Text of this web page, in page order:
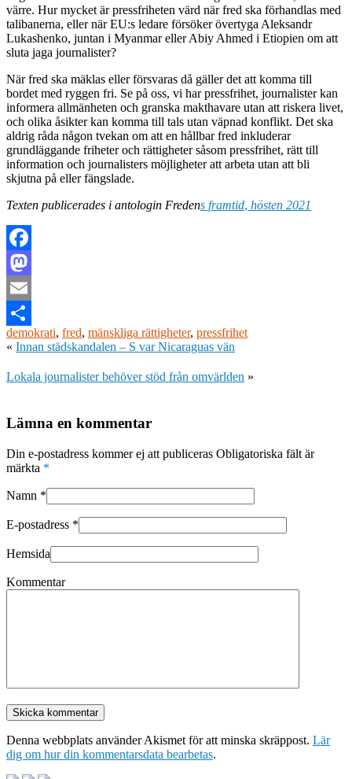
värre. Hur mycket är pressfriheten värd när fred ska förhandlas med
talibanerna, eller när EU:s ledare försöker övertyga Aleksandr
Lukashenko, juntan i Myanmar eller Abiy Ahmed i Etiopien om att
sluta jaga journalister?
När fred ska mäklas eller försvaras då gäller det att komma till
bordet med ryggen fri. Se på oss, vi har pressfrihet, journalister kan
informera allmänheten och granska makthavare utan att riskera livet,
och olika åsikter kan komma till tals utan väpnad konflikt. Det ska
aldrig råda någon tvekan om att en hållbar fred inkluderar
grundläggande friheter och rättigheter såsom pressfrihet, rätt till
information och journalisters möjligheter att arbeta utan att bli
skjutna på eller fängslade.
Texten publicerades i antologin Fredens framtid, hösten 2021
Facebook
Mastodon
Email
Dela
demokrati, fred, mänskliga rättigheter, pressfrihet
« Innan städskandalen – S var Nicaraguas vän
Lokala journalister behöver stöd från omvärlden »
Lämna en kommentar
Din e-postadress kommer ej att publiceras Obligatoriska fält är
märkta *
Namn *
E-postadress *
Hemsida
Kommentar
Denna webbplats använder Akismet för att minska skräppost. Lär
dig om hur din kommentarsdata bearbetas.